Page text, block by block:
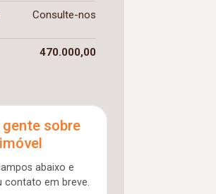
Consulte-nos
470.000,00
sobre
abaixo e
contato em breve.